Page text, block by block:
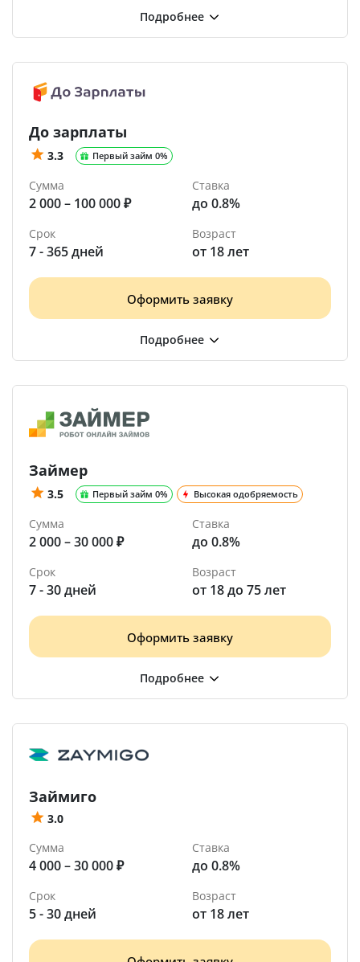
До зарплаты
3.3 Первый займ 0%
Сумма
2 000 – 100 000 ₽
Ставка
до 0.8%
Срок
7 - 365 дней
Возраст
от 18 лет
Оформить заявку
Займер
3.5 Первый займ 0% Высокая одобряемость
Сумма
2 000 – 30 000 ₽
Ставка
до 0.8%
Срок
7 - 30 дней
Возраст
от 18 до 75 лет
Оформить заявку
Займиго
3.0
Сумма
4 000 – 30 000 ₽
Ставка
до 0.8%
Срок
5 - 30 дней
Возраст
от 18 лет